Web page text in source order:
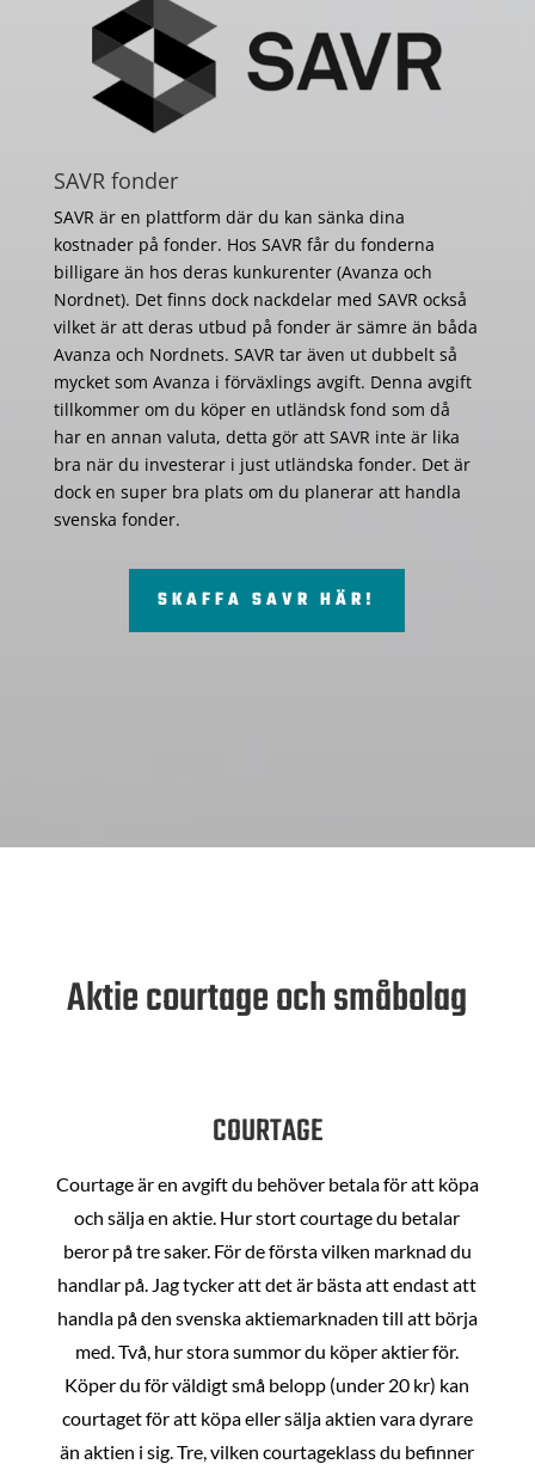
SAVR fonder
SAVR är en plattform där du kan sänka dina
kostnader på fonder. Hos SAVR får du fonderna
billigare än hos deras kunkurenter (Avanza och
Nordnet). Det finns dock nackdelar med SAVR också
vilket är att deras utbud på fonder är sämre än båda
Avanza och Nordnets. SAVR tar även ut dubbelt så
mycket som Avanza i förväxlings avgift. Denna avgift
tillkommer om du köper en utländsk fond som då
har en annan valuta, detta gör att SAVR inte är lika
bra när du investerar i just utländska fonder. Det är
dock en super bra plats om du planerar att handla
svenska fonder.
SKAFFA SAVR HÄR!
Aktie courtage och småbolag
COURTAGE
Courtage är en avgift du behöver betala för att köpa
och sälja en aktie. Hur stort courtage du betalar
beror på tre saker. För de första vilken marknad du
handlar på. Jag tycker att det är bästa att endast att
handla på den svenska aktiemarknaden till att börja
med. Två, hur stora summor du köper aktier för.
Köper du för väldigt små belopp (under 20 kr) kan
courtaget för att köpa eller sälja aktien vara dyrare
än aktien i sig. Tre, vilken courtageklass du befinner